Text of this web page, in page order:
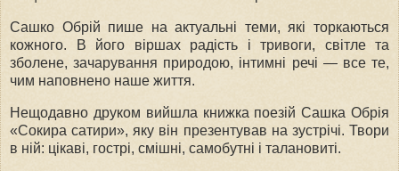
Сашко Обрій пише на актуальні теми, які торкаються
кожного. В його віршах радість і тривоги, світле та
зболене, зачарування природою, інтимні речі — все те,
чим наповнено наше життя.
Нещодавно друком вийшла книжка поезій Сашка Обрія
«Сокира сатири», яку він презентував на зустрічі. Твори
в ній: цікаві, гострі, смішні, самобутні і талановиті.